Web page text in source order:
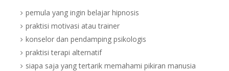
pemula yang ingin belajar hipnosis
praktisi motivasi atau trainer
konselor dan pendamping psikologis
praktisi terapi alternatif
siapa saja yang tertarik memahami pikiran manusia